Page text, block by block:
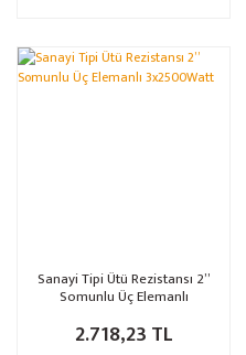
Sanayi Tipi Ütü Rezistansı 2”
Somunlu Üç Elemanlı
2.718,23 TL